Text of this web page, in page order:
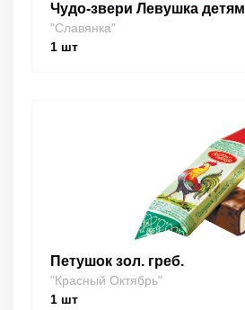
Чудо-звери Левушка детям
"Славянка"
1 шт
Петушок зол. греб.
"Красный Октябрь"
1 шт